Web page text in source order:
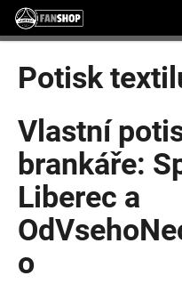
Přejít
obsah
Potisk
Vlastní
brankáře:
Liberec a
o
o
Zpět
Zpět
o
p
o
t
ř
e
b